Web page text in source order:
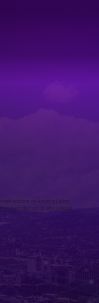
en América Latina.
productos de alta calidad,